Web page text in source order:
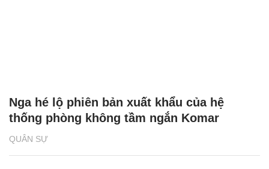
QUÂN SỰ
Nga hé lộ phiên bản xuất khẩu của hệ
thống phòng không tầm ngắn Komar